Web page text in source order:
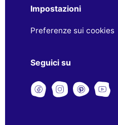
Impostazioni
Preferenze sui cookies
Seguici su